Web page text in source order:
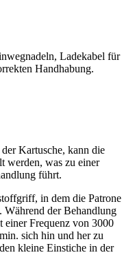
Ladekabel für
Handhabung.
Kartusche, kann die
werden, was zu einer
führt.
in dem die Patrone
Während der Behandlung
einer Frequenz von 3000
sich hin und her zu
kleine Einstiche in der